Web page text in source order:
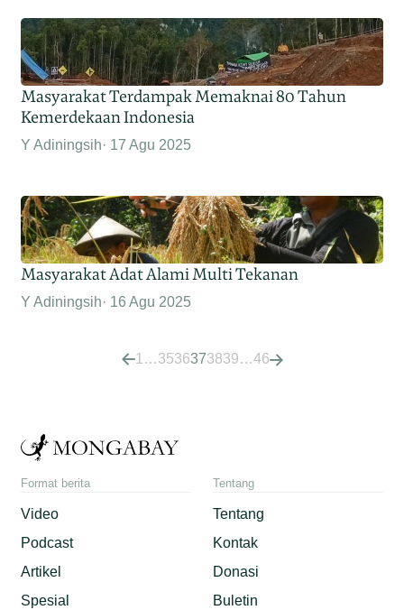
Masyarakat Terdampak Memaknai 80 Tahun
Kemerdekaan Indonesia
Y Adiningsih 17 Agu 2025
Masyarakat Adat Alami Multi Tekanan
Y Adiningsih 16 Agu 2025
1…3536373839…46
Format berita
Video
Podcast
Artikel
Spesial
Tentang
Tentang
Kontak
Donasi
Buletin